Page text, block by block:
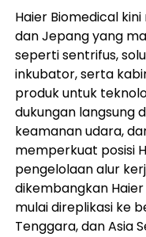
Haier Biomedical
dan Jepang yang
seperti sentrifus,
inkubator, serta
produk untuk
dukungan langsung
keamanan udara,
memperkuat posisi
pengelolaan alur
dikembangkan
mulai direplikasi ke
Tenggara, dan Asia